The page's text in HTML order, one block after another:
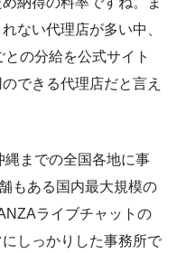
ない代理店が多い中、
の分給を公式サイト
できる代理店だと言え
までの全国各地に事
もある国内最大規模の
ライブチャットの
しっかりした事務所で